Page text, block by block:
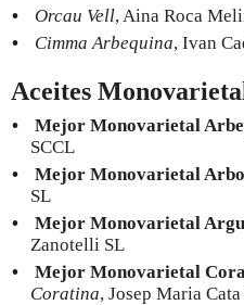
Orcau Vell, Aina Roca
Cimma Arbequina, Ivan
Aceites
Mejor Monovarietal
SCCL
Mejor Monovarietal
SL
Mejor Monovarietal
Zanotelli SL
Mejor Monovarietal
Coratina, Josep Maria